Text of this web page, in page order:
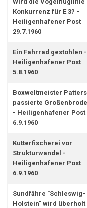
Konkurrenz für E 3? -
Heiligenhafener Post
29.7.1960
Ein Fahrrad gestohlen -
Heiligenhafener Post
5.8.1960
Boxweltmeister
passierte
- Heiligenhafener Post
6.9.1960
Kutterfischerei vor
Strukturwandel -
Heiligenhafener Post
6.9.1960
Sundfähre "Schleswig-
Holstein" wird überholt